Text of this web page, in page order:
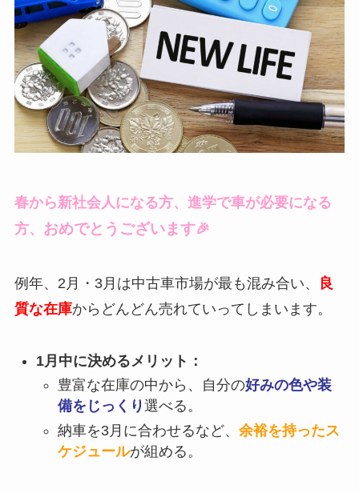
春から新社会人になる方、進学で車が必要になる
方、 おめでとうございます🎉
例年、2月・3月は中古車市場が最も混み合い、
良
質な在庫からどんどん売れていってしまいます。
1月中に決めるメリット：
豊富な在庫の中から、自分の好みの色や装
備をじっくり選べる。
納車を3月に合わせるなど、 余裕を持ったス
ケジュールが組める。